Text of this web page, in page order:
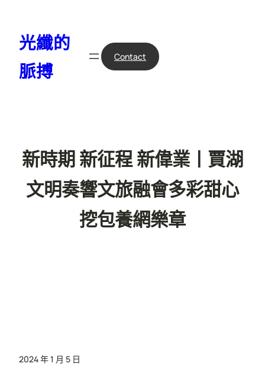
光纖的
脈搏
Contact
新時期 新征程 新偉業丨賈湖
文明奏響文旅融會多彩甜心
挖包養網樂章
2024 年 1 月 5 日